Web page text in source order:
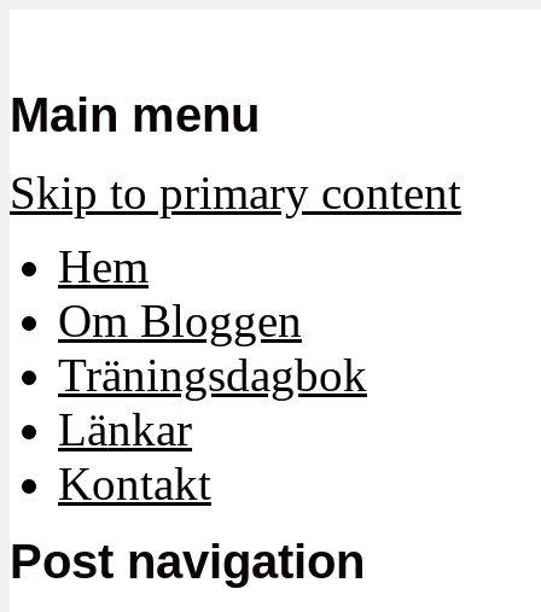
Main menu
Skip to primary content
Hem
Om Bloggen
Träningsdagbok
Länkar
Kontakt
Post navigation